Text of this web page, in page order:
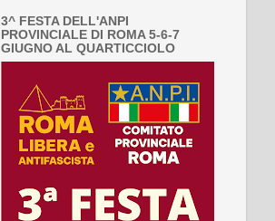
3^ FESTA DELL'ANPI
PROVINCIALE DI ROMA 5-6-7
GIUGNO AL QUARTICCIOLO